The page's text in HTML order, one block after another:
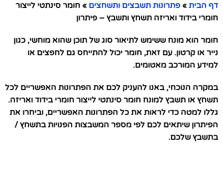
דף הבית » פתרונות תשבצים ותשחצים » חומר סינתטי לייצור
חומרי בידוד ואריזה תשחץ ותשבץ – פיתרון
חומר הוא מונח ששימש לתיאור סוג של תוכן שהוא מוחשי, כגון
נייר או קרטון. עם זאת, חומר יכול להתייחס גם לחפצים או
למידע המורכב מאטומים.
במקרה הנוכחי, באנו להעניק לכם את הפתרונות האפשריים לכל
תשחץ או תשבץ למונח חומר סינתטי לייצור חומרי בידוד ואריזה.
גללו למטה כדי לראות את כל הפתרונות האפשריים, וביחרו את
הפיתרון שיתאים לכם לפי מספר המשבצות הפנויות בתשחץ /
בתשבץ שלכם.